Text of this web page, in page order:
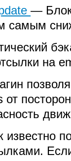
—
самым
на